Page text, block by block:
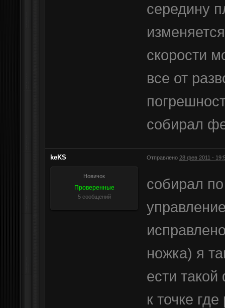
середину
скорости
все от
собирал
keKS Отправлено 28 фев 2011 -
Новичок
Проверенные
5 сообщений
собирал
ножка) я
ести
к точке